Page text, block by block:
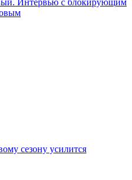
Интервью с блокирующим
сезону усилится